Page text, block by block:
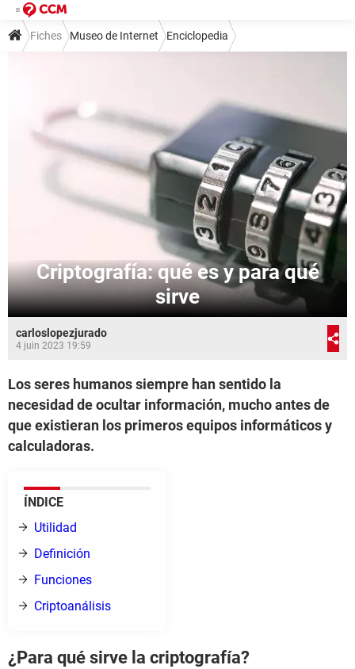
Fiches Museo de Internet Enciclopedia
Criptografía: qué es y para qué
sirve
carloslopezjurado
4 juin 2023 19:59
Los seres humanos siempre han sentido la
necesidad de ocultar información, mucho antes de
que existieran los primeros equipos informáticos y
calculadoras.
ÍNDICE
Utilidad
Definición
Funciones
Criptoanálisis
¿Para qué sirve la criptografía?